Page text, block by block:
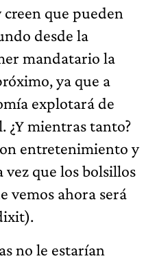
creen que pueden
desde la
mandatario la
ya que a
explotará de
¿Y mientras tanto?
entretenimiento y
que los bolsillos
vemos ahora será
no le estarían